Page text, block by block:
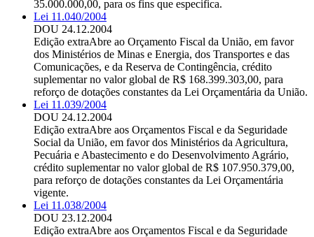
35.000.000,00, para os fins que especifica.
Lei 11.040/2004
DOU 24.12.2004
Edição extraAbre ao Orçamento Fiscal da União, em favor
dos Ministérios de Minas e Energia, dos Transportes e das
Comunicações, e da Reserva de Contingência, crédito
suplementar no valor global de R$ 168.399.303,00, para
reforço de dotações constantes da Lei Orçamentária da União.
Lei 11.039/2004
DOU 24.12.2004
Edição extraAbre aos Orçamentos Fiscal e da Seguridade
Social da União, em favor dos Ministérios da Agricultura,
Pecuária e Abastecimento e do Desenvolvimento Agrário,
crédito suplementar no valor global de R$ 107.950.379,00,
para reforço de dotações constantes da Lei Orçamentária
vigente.
Lei 11.038/2004
DOU 23.12.2004
Edição extraAbre aos Orçamentos Fiscal e da Seguridade